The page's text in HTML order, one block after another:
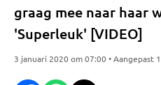
graag mee naar haar
'Superleuk' [VIDEO]
3 januari 2020 om 07:00 • Aangepast